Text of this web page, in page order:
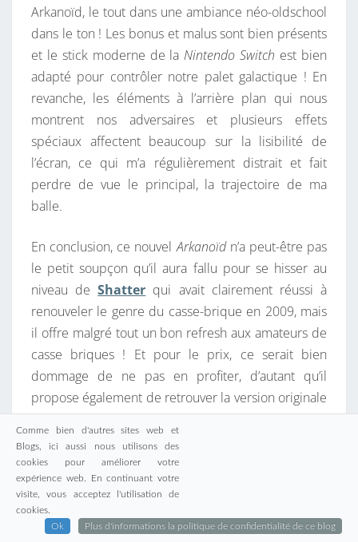
Arkanoïd, le tout dans une ambiance néo-oldschool
dans le ton ! Les bonus et malus sont bien présents
et le stick moderne de laNintendo Switch est bien
adapté pour contrôler notre palet galactique ! En
revanche, les éléments à l’arrière plan qui nous
montrent nos adversaires et plusieurs effets
spéciaux affectent beaucoup sur la lisibilité de
l’écran, ce qui m’a régulièrement distrait et fait
perdre de vue le principal, la trajectoire de ma
balle.
En conclusion, ce nouvel Arkanoïdn’a peut-être pas
le petit soupçon qu’il aura fallu pour se hisser au
niveau deShatter qui avait clairement réussi à
renouveler le genre du casse-brique en 2009, mais
il offre malgré tout un bon refresh aux amateurs de
casse briques ! Et pour le prix, ce serait bien
dommage de ne pas en profiter, d’autant qu’il
propose également de retrouver la version originale
du jeu !
…
LIRE LA SUITE
Comme bien d'autres sites web et
Blogs, ici aussi nous utilisons des
cookies pour améliorer votre
expérience web. En continuant votre
visite, vous acceptez l'utilisation de
cookies.
Ok
Plus d'informations la politique de confidentialité de ce blog